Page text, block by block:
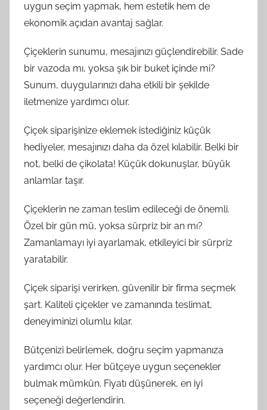
uygun seçim yapmak, hem estetik hem de
ekonomik açıdan avantaj sağlar.
Çiçeklerin sunumu, mesajınızı güçlendirebilir. Sade
bir vazoda mı, yoksa şık bir buket içinde mi?
Sunum, duygularınızı daha etkili bir şekilde
iletmenize yardımcı olur.
Çiçek siparişinize eklemek istediğiniz küçük
hediyeler, mesajınızı daha da özel kılabilir. Belki bir
not, belki de çikolata! Küçük dokunuşlar, büyük
anlamlar taşır.
Çiçeklerin ne zaman teslim edileceği de önemli.
Özel bir gün mü, yoksa sürpriz bir an mı?
Zamanlamayı iyi ayarlamak, etkileyici bir sürpriz
yaratabilir.
Çiçek siparişi verirken, güvenilir bir firma seçmek
şart. Kaliteli çiçekler ve zamanında teslimat,
deneyiminizi olumlu kılar.
Bütçenizi belirlemek, doğru seçim yapmanıza
yardımcı olur. Her bütçeye uygun seçenekler
bulmak mümkün. Fiyatı düşünerek, en iyi
seçeneği değerlendirin.